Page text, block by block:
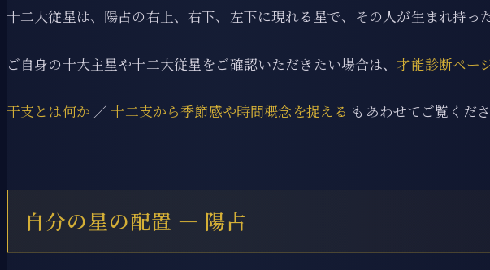
十二大従星は、陽占の右上、右下、左下に現れる星で、その人が生まれ持っ
ご自身の十大主星や十二大従星をご確認いただきたい場合は、才能診断ペー
干支とは何か ／ 十二支から季節感や時間概念を捉える もあわせてご覧くださ
自分の星の配置 ― 陽占